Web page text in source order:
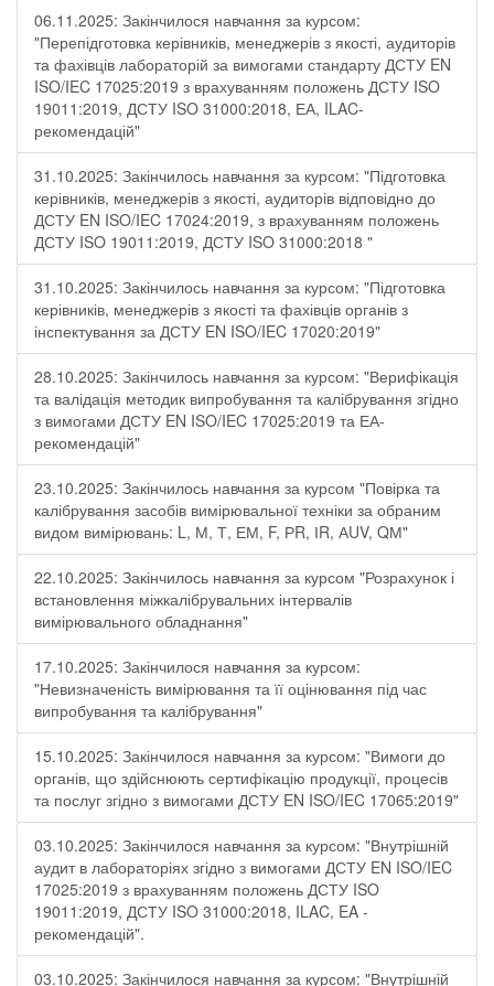
06.11.2025: Закінчилося навчання за курсом:
"Перепідготовка керівників, менеджерів з якості, аудиторів
та фахівців лабораторій за вимогами стандарту ДСТУ EN
ISO/IEC 17025:2019 з врахуванням положень ДСТУ ISO
19011:2019, ДСТУ ISO 31000:2018, ЕА, ILAC-
рекомендацій"
31.10.2025: Закінчилось навчання за курсом: "Підготовка
керівників, менеджерів з якості, аудиторів відповідно до
ДСТУ EN ISO/IEC 17024:2019, з врахуванням положень
ДСТУ ISO 19011:2019, ДСТУ ISO 31000:2018 "
31.10.2025: Закінчилось навчання за курсом: "Підготовка
керівників, менеджерів з якості та фахівців органів з
інспектування за ДСТУ EN ISO/IEC 17020:2019"
28.10.2025: Закінчилось навчання за курсом: "Верифікація
та валідація методик випробування та калібрування згідно
з вимогами ДСТУ EN ISO/IEC 17025:2019 та ЕА-
рекомендацій"
23.10.2025: Закінчилось навчання за курсом "Повірка та
калібрування засобів вимірювальної техніки за обраним
видом вимірювань: L, М, Т, ЕМ, F, РR, ІR, АUV, QМ"
22.10.2025: Закінчилось навчання за курсом "Розрахунок і
встановлення міжкалібрувальних інтервалів
вимірювального обладнання"
17.10.2025: Закінчилося навчання за курсом:
"Невизначеність вимірювання та її оцінювання під час
випробування та калібрування"
15.10.2025: Закінчилося навчання за курсом: "Вимоги до
органів, що здійснюють сертифікацію продукції, процесів
та послуг згідно з вимогами ДСТУ EN ISO/IEC 17065:2019"
03.10.2025: Закінчилося навчання за курсом: "Внутрішній
аудит в лабораторіях згідно з вимогами ДСТУ EN ISO/IEC
17025:2019 з врахуванням положень ДСТУ ISO
19011:2019, ДСТУ ISO 31000:2018, ILAC, EA -
рекомендацій".
03.10.2025: Закінчилося навчання за курсом: "Внутрішній